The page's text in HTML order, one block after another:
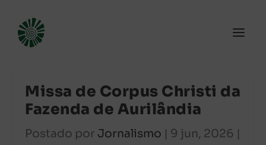
Missa de Corpus Christi da
Fazenda de Aurilândia
Postado por Jornalismo | 9 jun, 2026 |